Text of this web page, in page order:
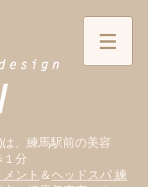
、 練馬駅前の美容
分
ント ＆ヘッドスパ 練